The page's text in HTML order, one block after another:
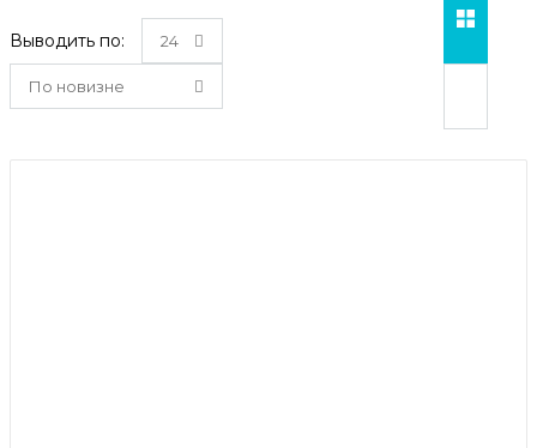
Выводить по: 24
По новизне